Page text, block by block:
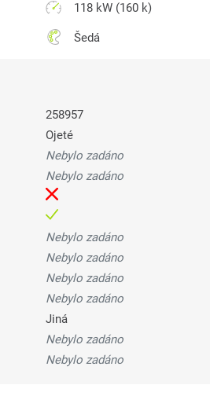
118 kW (160 k)
Šedá
258957
Ojeté
Nebylo zadáno
Nebylo zadáno
Nebylo zadáno
Nebylo zadáno
Nebylo zadáno
Nebylo zadáno
Jiná
Nebylo zadáno
Nebylo zadáno